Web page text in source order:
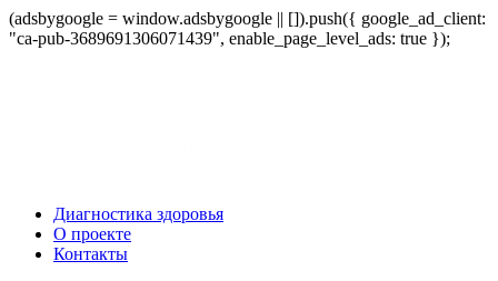
(adsbygoogle = window.adsbygoogle || []).push({ google_ad_client:
"ca-pub-3689691306071439", enable_page_level_ads: true });
Диагностика здоровья
О проекте
Контакты